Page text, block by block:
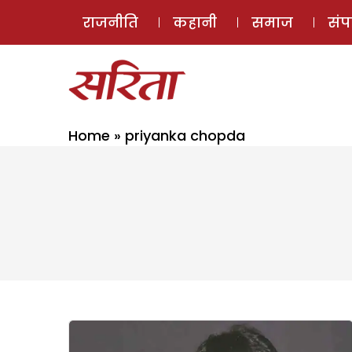
राजनीति कहानी समाज
Home » priyanka chopda